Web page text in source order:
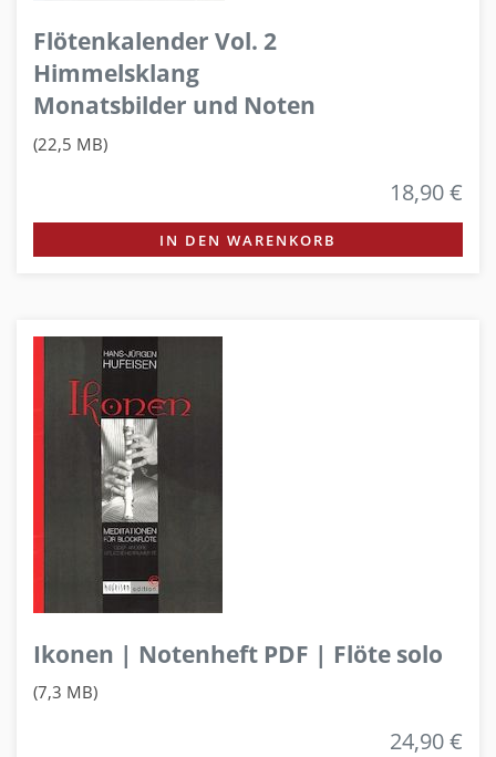
Flötenkalender Vol. 2
Himmelsklang
Monatsbilder und Noten
(22,5 MB)
18,90 €
IN DEN WARENKORB
Ikonen | Notenheft PDF | Flöte solo
(7,3 MB)
24,90 €